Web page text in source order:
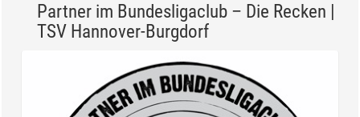
Partner im Bundesligaclub – Die Recken |
TSV Hannover-Burgdorf